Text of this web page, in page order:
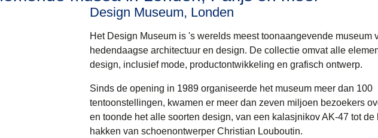
Design Museum, Londen
Het Design Museum is 's werelds meest toonaangevende museum
hedendaagse architectuur en design. De collectie omvat alle
design, inclusief mode, productontwikkeling en grafisch ontwerp.
Sinds de opening in 1989 organiseerde het museum meer dan 100
tentoonstellingen, kwamen er meer dan zeven miljoen bezoekers
en toonde het alle soorten design, van een kalasjnikov AK-47 tot de
hakken van schoenontwerper Christian Louboutin.